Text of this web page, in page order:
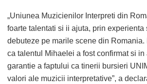
„Uniunea Muzicienilor Interpreti din
foarte talentati si ii ajuta, prin experienta
debuteze pe marile scene din Romania.
ca talentul Mihaelei a fost confirmat si in
garantie a faptului ca tinerii bursieri
valori ale muzicii interpretative”, a